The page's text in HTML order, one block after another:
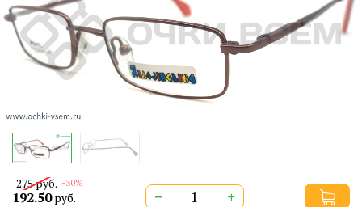
275 руб. -30%
192.50руб. − +